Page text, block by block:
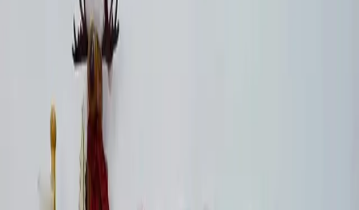
Ana Sayfa
İlham Veren Yazılar
Huzur Party Store'un 5 Metre Işıklı Yeşil Çam Dalı Şeridi
Yılbaşı ve Dekorasyon İçin
Huzur Party Store'un 5 Metre Işıklı Yeşil
Çam Dalı Şeridi Yılbaşı ve Dekorasyon